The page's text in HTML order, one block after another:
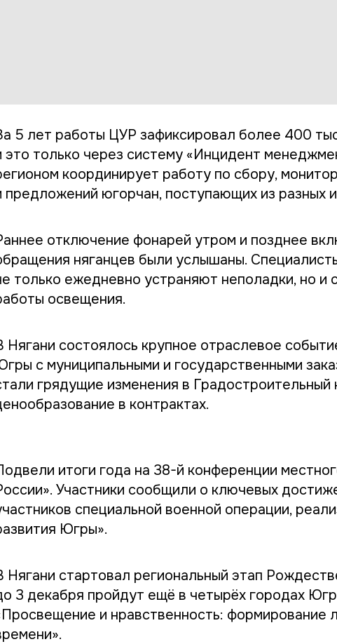
5 лет работы ЦУР зафиксировал более 400
это только через систему «Инцидент
координирует работу по сбору,
предложений югорчан, поступающих из разных
отключение фонарей утром и позднее
няганцев были услышаны.
только ежедневно устраняют неполадки, но и
освещения.
Нягани состоялось крупное отраслевое
с муниципальными и государственными
грядущие изменения в Градостроительный
в контрактах.
итоги года на 38-й конференции
Участники сообщили о ключевых
специальной военной операции,
Югры».
Нягани стартовал региональный этап
3 декабря пройдут ещё в четырёх городах
и нравственность: формирование